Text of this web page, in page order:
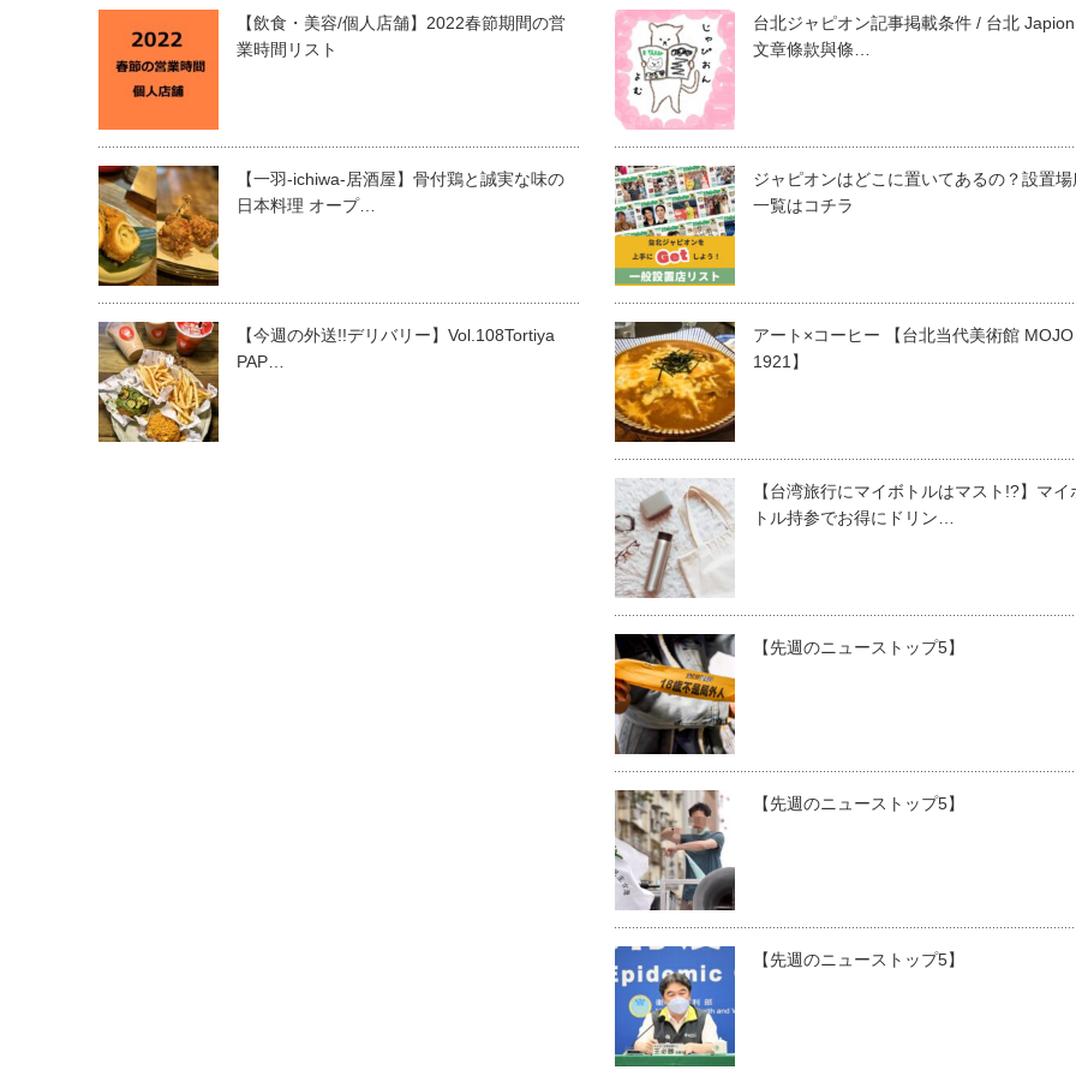
【飲食・美容/個人店舗】2022春節期間の営
業時間リスト
【一羽-ichiwa-居酒屋】骨付鶏と誠実な味の
日本料理 オープ…
【今週の外送!!デリバリー】Vol.108Tortiya
PAP…
台北ジャピオン記事掲載条件 / 台北 Japion
文章條款與條…
ジャピオンはどこに置いてあるの？設置場
一覧はコチラ
アート×コーヒー 【台北当代美術館 MOJO
1921】
【台湾旅行にマイボトルはマスト!?】マイ
トル持参でお得にドリン…
【先週のニューストップ5】
【先週のニューストップ5】
【先週のニューストップ5】